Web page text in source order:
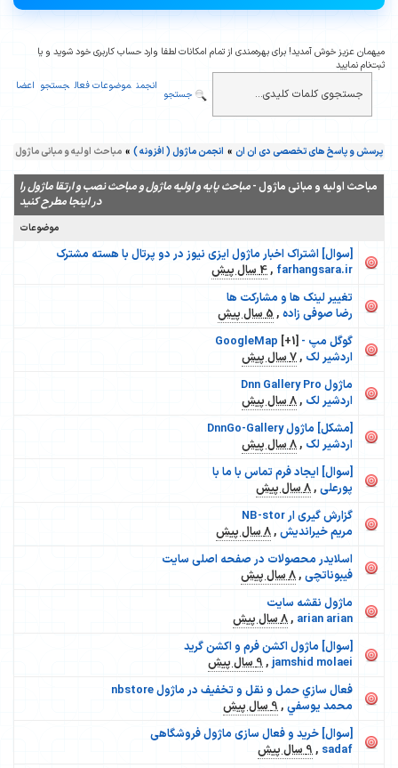
میهمان عزیز خوش آمدید! برای بهره‌مندی از تمام امکانات لطفا وارد حساب کاربری خود شوید و یا
ثبت‌نام نمایید
انجمن موضوعات فعال جستجو اعضا
جستجو
پرسش و پاسخ های تخصصی دی ان ان » انجمن ماژول ( افزونه ) » مباحث اولیه و مبانی ماژول
مباحث اولیه و مبانی ماژول -مباحث پایه و اولیه ماژول و مباحث نصب و ارتقا ماژول را
در اینجا مطرح کنید
موضوعات
[سوال] اشتراک اخبار ماژول ایزی نیوز در دو پرتال با هسته مشترک
farhangsara.ir
,4 سال پیش
تغییر لینک ها و مشارکت ها
رضا صوفی زاده ,5 سال پیش
گوگل مپ - GoogleMap [+1]
اردشیر لک ,7 سال پیش
ماژول Dnn Gallery Pro
اردشیر لک ,8 سال پیش
[مشکل] ماژول DnnGo-Gallery
اردشیر لک ,8 سال پیش
[سوال] ایجاد فرم تماس با ما با
پورعلی ,8 سال پیش
گزارش گیری ار NB-stor
مریم خیراندیش ,8 سال پیش
اسلایدر محصولات در صفحه اصلی سایت
فیبوناتچی ,8 سال پیش
ماژول نقشه سایت
arian arian
,8 سال پیش
[سوال] ماژول اکشن فرم و اکشن گرید
jamshid molaei
,9 سال پیش
فعال سازي حمل و نقل و تخفيف در ماژول nbstore
محمد يوسفي ,9 سال پیش
[سوال] خرید و فعال سازی ماژول فروشگاهی
sadaf
,9 سال پیش